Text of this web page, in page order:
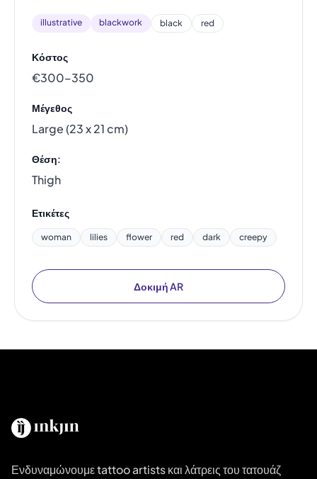
illustrative blackwork black red
Κόστος
€300–350
Μέγεθος
Large (23 x 21 cm)
Θέση:
Thigh
Ετικέτες
woman lilies flower red dark creepy
Δοκιμή AR
Ενδυναμώνουμε tattoo artists και λάτρεις του τατουάζ